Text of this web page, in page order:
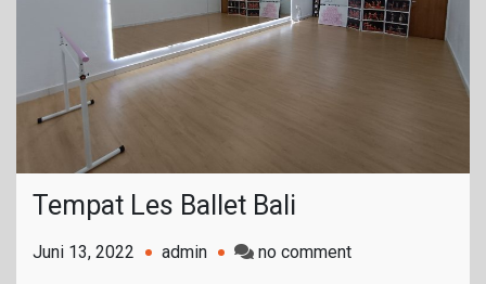
Tempat Les Ballet Bali
Juni 13, 2022 admin no commenton